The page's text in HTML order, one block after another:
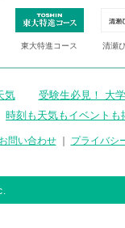
東大特進コース 清瀬
気
受験生必見！ 大
時刻も天気もイベント
お問い合わせ｜ プライバシ